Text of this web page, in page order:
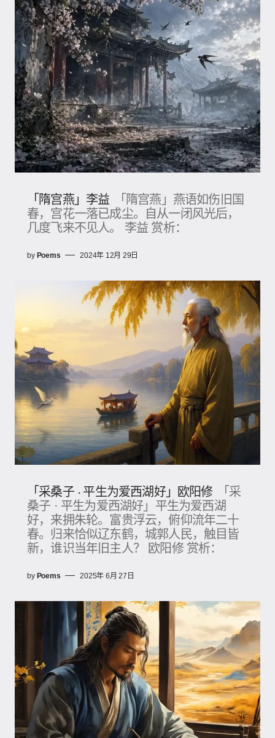
「隋宫燕」李益
「隋宫燕」燕语如伤旧国
春，宫花一落已成尘。自从一闭风光后，
几度飞来不见人。 李益 赏析：
by Poems 2024年 12月 29日
「采桑子 · 平生为爱西湖好」欧阳修
「采
桑子 · 平生为爱西湖好」平生为爱西湖
好，来拥朱轮。富贵浮云，俯仰流年二十
春。归来恰似辽东鹤，城郭人民，触目皆
新，谁识当年旧主人？ 欧阳修 赏析：
by Poems 2025年 6月 27日